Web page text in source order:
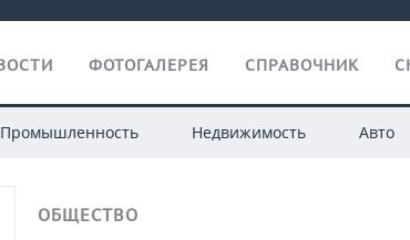
ФОТОГАЛЕРЕЯ СПРАВОЧНИК
Промышленность Недвижимость Авто
ОБЩЕСТВО